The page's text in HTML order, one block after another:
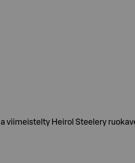
viimeistelty Heirol Steelery